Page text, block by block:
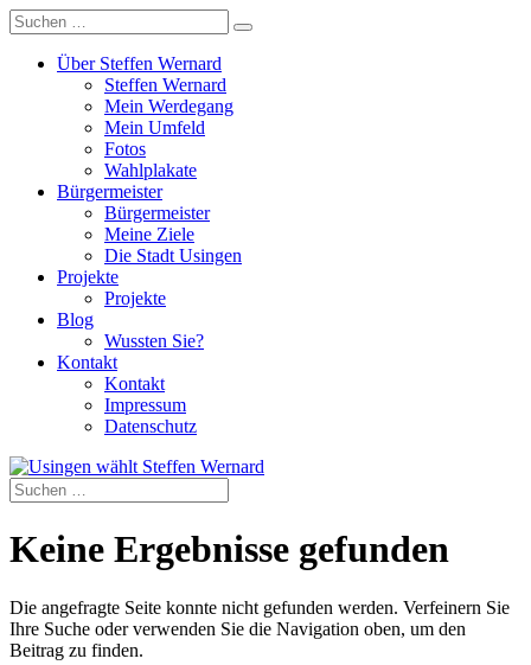
Über Steffen Wernard
Steffen Wernard
Mein Werdegang
Mein Umfeld
Fotos
Wahlplakate
Bürgermeister
Bürgermeister
Meine Ziele
Die Stadt Usingen
Projekte
Projekte
Blog
Wussten Sie?
Kontakt
Kontakt
Impressum
Datenschutz
Keine Ergebnisse gefunden
Die angefragte Seite konnte nicht gefunden werden. Verfeinern Sie
Ihre Suche oder verwenden Sie die Navigation oben, um den
Beitrag zu finden.